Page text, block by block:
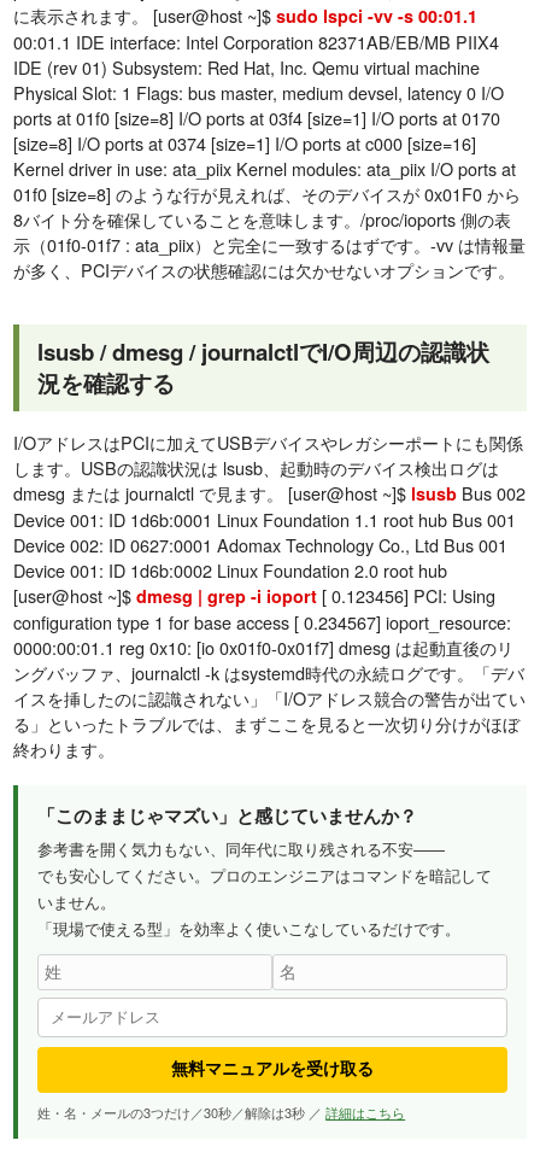
に表示されます。 [user@host ~]$sudo lspci -vv -s 00:01.1
00:01.1 IDE interface: Intel Corporation 82371AB/EB/MB PIIX4
IDE (rev 01) Subsystem: Red Hat, Inc. Qemu virtual machine
Physical Slot: 1 Flags: bus master, medium devsel, latency 0 I/O
ports at 01f0 [size=8] I/O ports at 03f4 [size=1] I/O ports at 0170
[size=8] I/O ports at 0374 [size=1] I/O ports at c000 [size=16]
Kernel driver in use: ata_piix Kernel modules: ata_piix I/O ports at
01f0 [size=8] のような行が見えれば、そのデバイスが 0x01F0 から
8バイト分を確保していることを意味します。/proc/ioports 側の表
示（01f0-01f7 : ata_piix）と完全に一致するはずです。-vv は情報量
が多く、PCIデバイスの状態確認には欠かせないオプションです。
lsusb / dmesg / journalctlでI/O周辺の認識状
況を確認する
I/OアドレスはPCIに加えてUSBデバイスやレガシーポートにも関係
します。USBの認識状況は lsusb、起動時のデバイス検出ログは
dmesg または journalctl で見ます。 [user@host ~]$ lsusb Bus 002
Device 001: ID 1d6b:0001 Linux Foundation 1.1 root hub Bus 001
Device 002: ID 0627:0001 Adomax Technology Co., Ltd Bus 001
Device 001: ID 1d6b:0002 Linux Foundation 2.0 root hub
[user@host ~]$dmesg | grep -i ioport [ 0.123456] PCI: Using
configuration type 1 for base access [ 0.234567] ioport_resource:
0000:00:01.1 reg 0x10: [io 0x01f0-0x01f7] dmesg は起動直後のリ
ングバッファ、journalctl -k はsystemd時代の永続ログです。「デバ
イスを挿したのに認識されない」「I/Oアドレス競合の警告が出てい
る」といったトラブルでは、まずここを見ると一次切り分けがほぼ
終わります。
「このままじゃマズい」と感じていませんか？
参考書を開く気力もない、同年代に取り残される不安——
でも安心してください。プロのエンジニアはコマンドを暗記して
いません。
「現場で使える型」を効率よく使いこなしているだけです。
無料マニュアルを受け取る
姓・名・メールの3つだけ／30秒／解除は3秒 ／詳細はこちら